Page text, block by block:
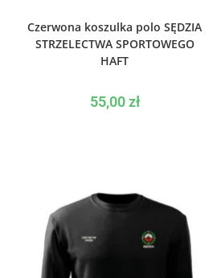
Czerwona koszulka polo SĘDZIA
STRZELECTWA SPORTOWEGO
HAFT
55,00zł